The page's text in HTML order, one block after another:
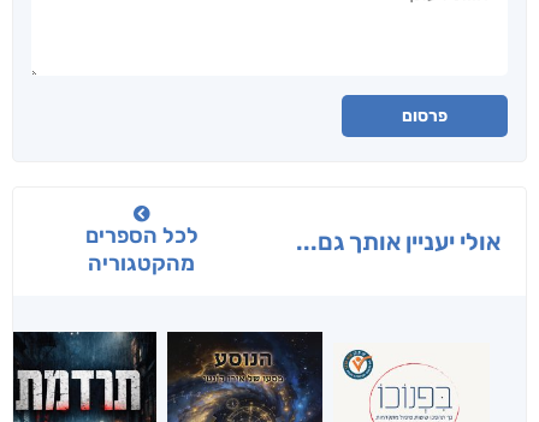
פרסום
אולי יעניין אותך גם...
לכל הספרים
מהקטגוריה